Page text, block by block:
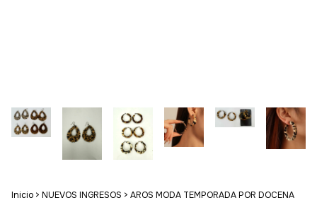
Inicio > NUEVOS INGRESOS > AROS MODA TEMPORADA POR DOCENA